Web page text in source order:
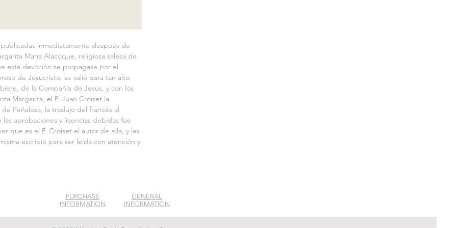
inmediatamente después de
María Alacoque, religiosa salesa de
esta devoción se propagase por el
de Jesucristo, se valió para tan alto
de la Compañía de Jesús, y con los
Margarita, el P. Juan Croiset la
Peñalosa, la tradujo del francés al
aprobaciones y licencias debidas fue
que es el P. Croiset el autor de ella, y las
escribió para ser leída con atención y
PURCHASE
INFORMATION
GENERAL
INFORMATION